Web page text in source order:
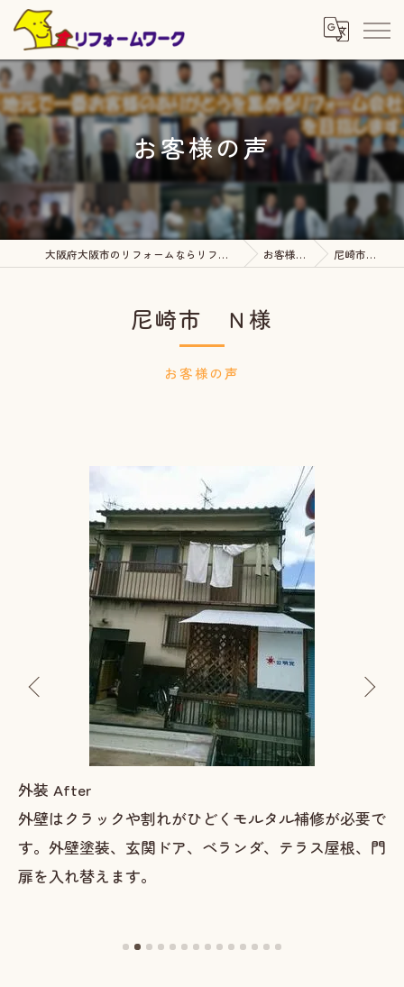
お客様の声
大阪府大阪市のリフォームならリフォームワーク お客様の声 尼崎市 Ｎ様
お客様の声
尼崎市 Ｎ様
外装 After
外壁はクラックや割れがひどくモルタル補修が必要で
す。外壁塗装、玄関ドア、ベランダ、テラス屋根、門
扉を入れ替えます。